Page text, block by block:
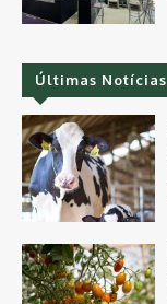
Últimas Notícias